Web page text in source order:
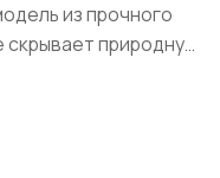
из прочного
природную
обладает